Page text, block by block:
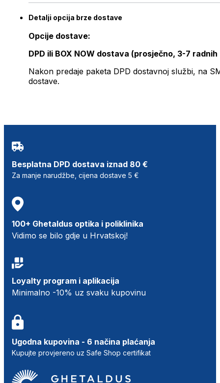
Detalji opcija brze dostave
Opcije dostave:
DPD ili BOX NOW dostava (prosječno, 3-7 radnih
Nakon predaje paketa DPD dostavnoj službi, na
dostave.
Besplatna DPD dostava iznad 80 €
Za manje narudžbe, cijena dostave 5 €
100+ Ghetaldus optika i poliklinika
Vidimo se bilo gdje u Hrvatskoj!
Loyalty program i aplikacija
Minimalno -10% uz svaku kupovinu
Ugodna kupovina - 6 načina plaćanja
Kupujte provjereno uz Safe Shop certifikat